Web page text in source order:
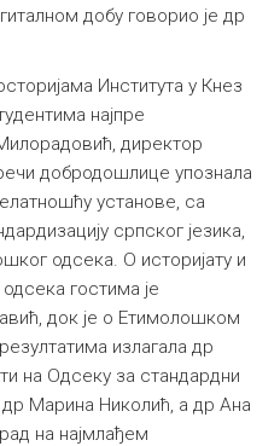
добу говорио је др
Института у Кнез
најпре
директор
добродошлице упознала
установе, са
српског језика,
одсека. О историјату и
гостима је
док је о Етимолошком
излагала др
на Одсеку за стандардни
др Марина Николић, а др Ана
на најмлађем